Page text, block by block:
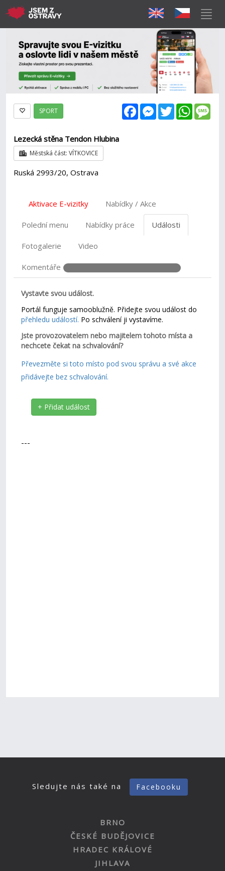
FacebookMessenger
Twitter
SPORT
Lezecká stěna Tendon Hlubina
Městská část: VÍTKOVICE
Ruská 2993/20, Ostrava
Aktivace E-vizitky Nabídky / Akce
Polední menu Nabídky práce Události
Fotogalerie Video
Komentáře
Vystavte svou událost.
Portál funguje samooblužně. Přidejte svou událost do
přehledu událostí. Po schválení ji vystavíme.
Jste provozovatelem nebo majitelem tohoto místa a
nechcete čekat na schvalování?
Převezměte si toto místo pod svou správu a své akce
přidávejte bez schvalování.
+ Přidat událost
---
Sledujte nás také na Facebooku
BRNO
ČESKÉ BUDĚJOVICE
HRADEC KRÁLOVÉ
JIHLAVA